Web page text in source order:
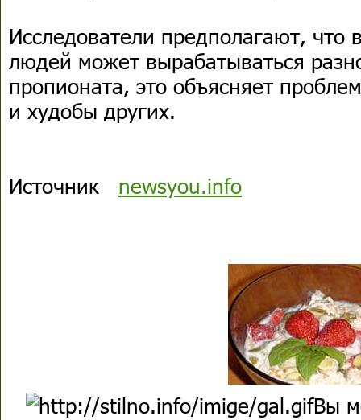
Исследователи предполагают, что
людей может вырабатываться
пропионата, это объясняет
и худобы других.
Источник newsyou.info
Вы